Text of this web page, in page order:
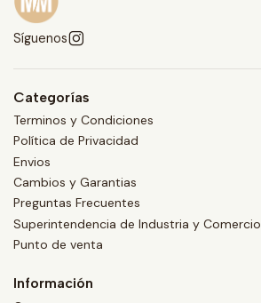
Síguenos
Categorías
Terminos y Condiciones
Política de Privacidad
Envios
Cambios y Garantias
Preguntas Frecuentes
Superintendencia de Industria y Comercio
Punto de venta
Información